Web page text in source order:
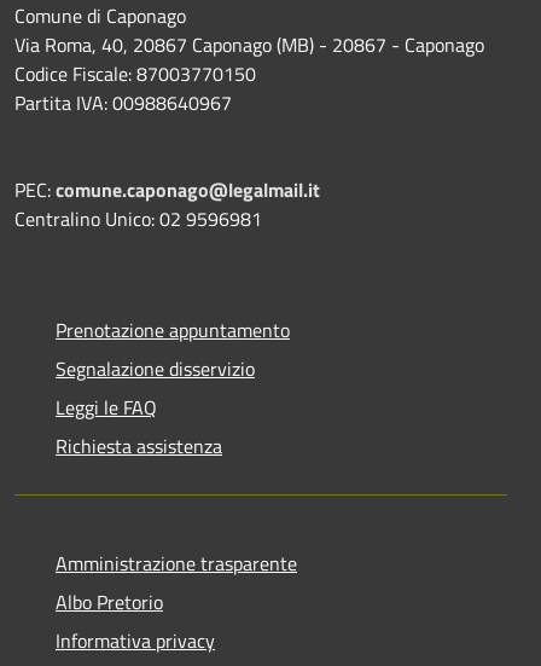
Comune di Caponago
Via Roma, 40, 20867 Caponago (MB) - 20867 - Caponago
Codice Fiscale: 87003770150
Partita IVA: 00988640967
PEC:comune.caponago@legalmail.it
Centralino Unico: 02 9596981
Prenotazione appuntamento
Segnalazione disservizio
Leggi le FAQ
Richiesta assistenza
Amministrazione trasparente
Albo Pretorio
Informativa privacy